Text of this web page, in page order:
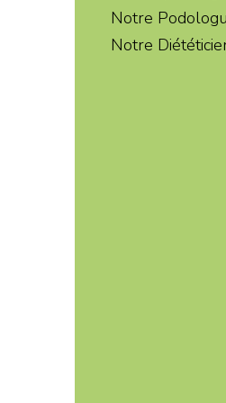
Notre
Notre